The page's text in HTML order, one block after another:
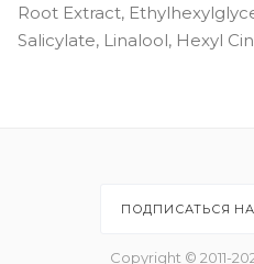
Root Extract,
Salicylate, Linalool, Hexyl
ПОДПИСАТЬСЯ
Copyright © 2011-